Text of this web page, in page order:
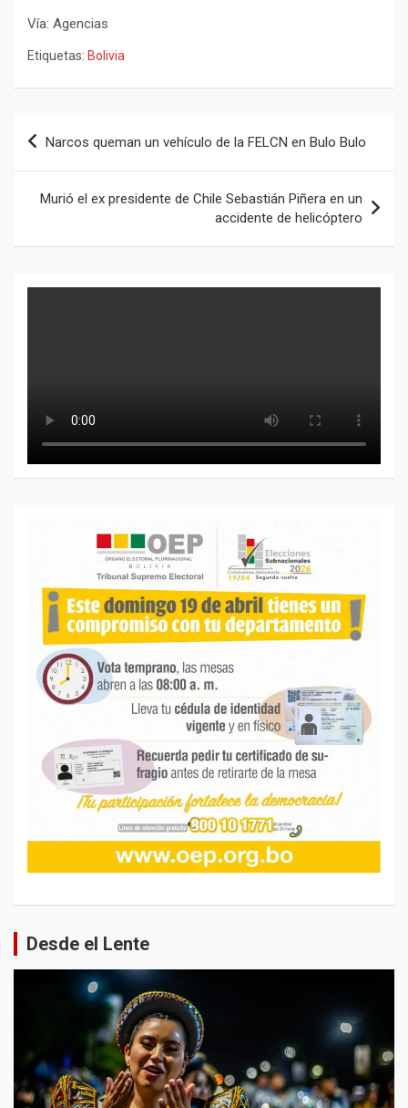
Vía: Agencias
Etiquetas: Bolivia
Navegación
entradas
Narcos queman un vehículo de la FELCN en Bulo Bulo
Murió el ex presidente de Chile Sebastián Piñera en un
accidente de helicóptero
Desde el Lente